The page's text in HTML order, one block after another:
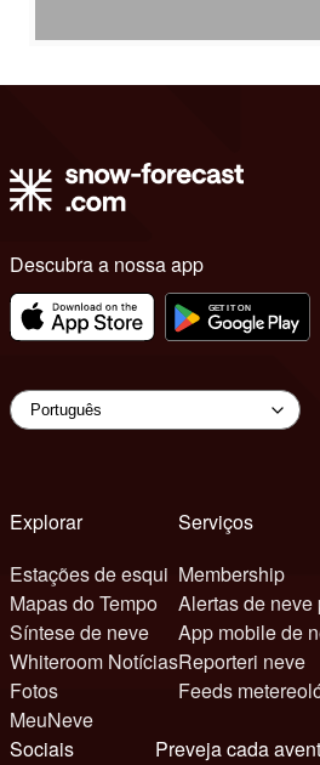
Descubra a nossa app
Explorar
Estações de esqui
Mapas do Tempo
Síntese de neve
Whiteroom Notícias
Fotos
MeuNeve
Serviços
Membership
Alertas de neve
App mobile de
Reporteri neve
Feeds
Sociais
Preveja cada